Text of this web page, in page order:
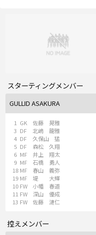
スターティングメンバー
GULLID ASAKURA
1 GK
佐藤 晃雅
3 DF
北嶋 龍雅
4 DF
久保山 猛
5 DF
森松 久翔
6 MF
井上 翔太
9 MF
石橋 勇人
18 MF
春山 義弥
19 MF
堤 大輝
10 FW
小幡 春道
11 FW
深山 優成
13 FW 佐藤 漣仁
控えメンバー